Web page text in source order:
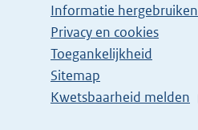
Informatie hergebruiken
Privacy en cookies
Toegankelijkheid
Sitemap
E
Kwetsbaarheid melden